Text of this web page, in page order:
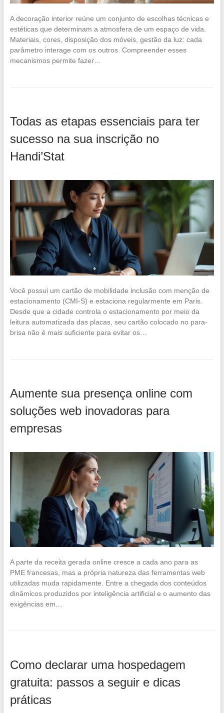
A decoração interior reúne um conjunto de escolhas técnicas e
estéticas que determinam a atmosfera de um espaço de vida.
Materiais, cores, disposição dos móveis, gestão da luz: cada
parâmetro interage com os outros. Compreender esses
mecanismos permite fazer…
Todas as etapas essenciais para ter
sucesso na sua inscrição no
Handi’Stat
Você possui um cartão de mobilidade inclusão com menção de
estacionamento (CMI-S) e estaciona regularmente em Paris.
Desde que a cidade controla o estacionamento por meio da
leitura automatizada das placas, seu cartão colocado no para-
brisa não é mais suficiente para evitar os…
Aumente sua presença online com
soluções web inovadoras para
empresas
A parte da receita gerada online cresce a cada ano para as
PME francesas, mas a própria natureza das ferramentas web
utilizadas muda rapidamente. Entre a chegada dos conteúdos
dinâmicos produzidos por inteligência artificial e o aumento das
exigências em…
Como declarar uma hospedagem
gratuita: passos a seguir e dicas
práticas